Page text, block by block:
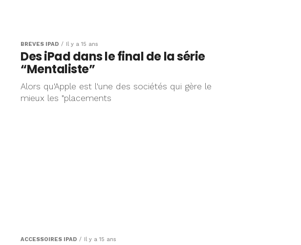
BRÈVES IPAD Il y a 15 ans
Des iPad dans le final de la série
“Mentaliste”
Alors qu'Apple est l'une des sociétés qui gère le
mieux les "placements
ACCESSOIRES IPAD Il y a 15 ans